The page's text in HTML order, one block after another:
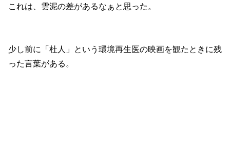
これは、雲泥の差があるなぁと思った。
少し前に「杜人」という環境再生医の映画を観たときに残
った言葉がある。